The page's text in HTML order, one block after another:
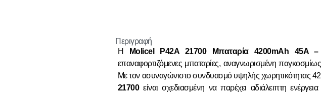
Περιγραφή
Η
Molicel P42A 21700 Μπαταρία 4200mAh 45A
επαναφορτιζόμενες μπαταρίες, αναγνωρισμένη
Με τον ασυναγώνιστο συνδυασμό υψηλής χωρητικότητας
21700είναι σχεδιασμένη να παρέχει αδιάλειπτη